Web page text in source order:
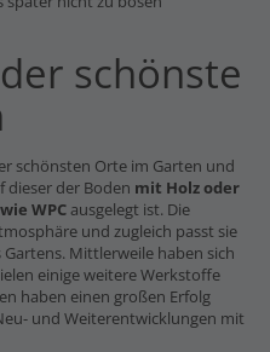
schönste
schönsten Orte im Garten und
dieser der Boden mit Holz oder
WPCausgelegt ist. Die
und zugleich passt sie
Mittlerweile haben sich
einige weitere Werkstoffe
haben einen großen Erfolg
und Weiterentwicklungen mit